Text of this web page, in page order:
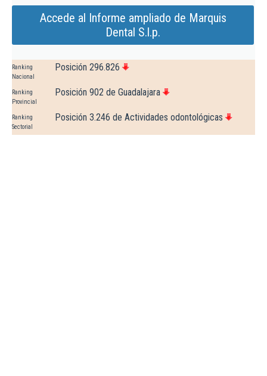
Accede al Informe ampliado de Marquis
Dental S.l.p.
Ranking
Nacional
Posición 296.826
Ranking
Provincial
Posición 902 de Guadalajara
Ranking
Sectorial
Posición 3.246 de Actividades odontológicas